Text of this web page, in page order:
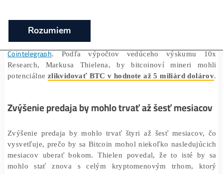
Podľa najnovších údajov by mohlo dôjsť k veľkému
Bitcoinu od minerov v mesiacoch nasledujúcich po
ako v predchádzajúcich cykloch, uvádza
Cointelegraph. Podľa výpočtov vedúceho
potenciálne zlikvidovať BTC v hodnote až 5 miliárd
Zvýšenie predaja by mohlo trvať až šesť
Zvýšenie predaja by mohlo trvať štyri až šesť
Rozumiem